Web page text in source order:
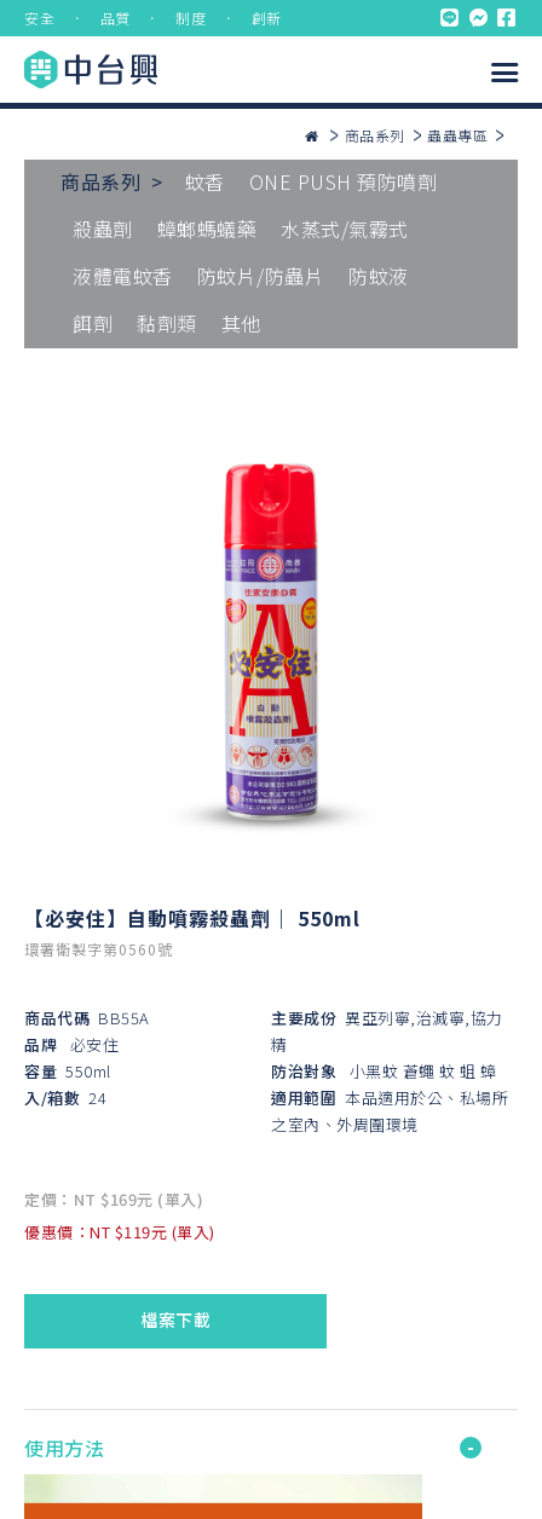
安全 ． 品質 ． 制度 ． 創新
商品系列 蟲蟲專區
商品系列 > 蚊香
ONE PUSH 預防噴劑
殺蟲劑
蟑螂螞蟻藥
水蒸式/氣霧式
液體電蚊香
防蚊片/防蟲片
防蚊液
餌劑
黏劑類 其他
【必安住】自動噴霧殺蟲劑｜ 550ml
環署衛製字第0560號
商品代碼 BB55A
品牌 必安住
容量 550ml
入/箱數 24
主要成份 異亞列寧,治滅寧,協力
精
防治對象 小黑蚊 蒼蠅 蚊 蛆 蟑
適用範圍 本品適用於公、私場所
之室內、外周圍環境
定價：NT $169元 (單入)
優惠價：NT $119元 (單入)
檔案下載
使用方法